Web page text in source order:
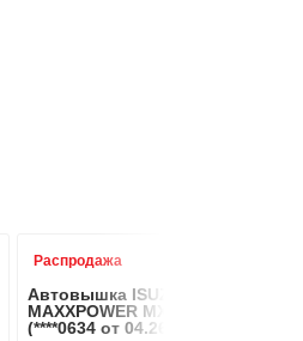
Isuzu 6HK1-TCG60
Распродажа
Автовышка ISUZU
MAXXPOWER MX30R Premium
(****0634 от 04.26)